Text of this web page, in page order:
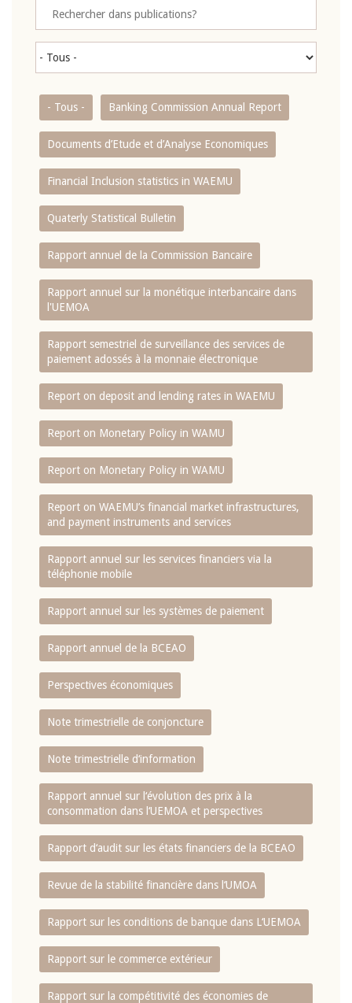
- Tous - Banking Commission Annual Report
Documents d’Etude et d’Analyse Economiques
Financial Inclusion statistics in WAEMU
Quaterly Statistical Bulletin
Rapport annuel de la Commission Bancaire
Rapport annuel sur la monétique interbancaire dans
l'UEMOA
Rapport semestriel de surveillance des services de
paiement adossés à la monnaie électronique
Report on deposit and lending rates in WAEMU
Report on Monetary Policy in WAMU
Report on Monetary Policy in WAMU
Report on WAEMU’s financial market infrastructures,
and payment instruments and services
Rapport annuel sur les services financiers via la
téléphonie mobile
Rapport annuel sur les systèmes de paiement
Rapport annuel de la BCEAO
Perspectives économiques
Note trimestrielle de conjoncture
Note trimestrielle d‘information
Rapport annuel sur l‘évolution des prix à la
consommation dans l‘UEMOA et perspectives
Rapport d‘audit sur les états financiers de la BCEAO
Revue de la stabilité financière dans l‘UMOA
Rapport sur les conditions de banque dans L‘UEMOA
Rapport sur le commerce extérieur
Rapport sur la compétitivité des économies de